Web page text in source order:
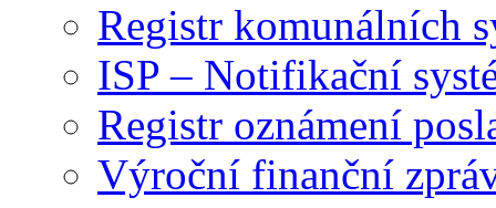
Registr komunálních
ISP – Notifikační
Registr oznámení
Výroční finanční